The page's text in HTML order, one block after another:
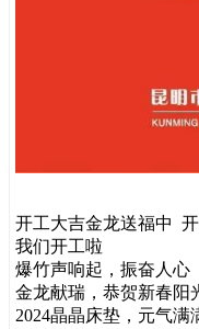
开工大吉金龙送福中
我们开工啦
爆竹声响起，振奋人心
金龙献瑞，恭贺新春阳
2024晶晶床垫，元气